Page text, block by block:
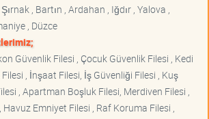
, Bartın , Ardahan , Iğdır , Yalova ,
, Düzce
Güvenlik Filesi , Çocuk Güvenlik Filesi , Kedi
, İnşaat Filesi, İş Güvenliği Filesi , Kuş
, Apartman Boşluk Filesi, Merdiven Filesi ,
Havuz Emniyet Filesi , Raf Koruma Filesi ,